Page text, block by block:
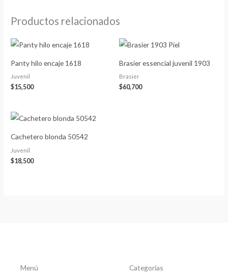
Productos relacionados
Panty hilo encaje 1618
Juvenil
$15,500
Brasier essencial juvenil 1903
Brasier
$60,700
Cachetero blonda 50542
Juvenil
$18,500
Menú Categorías